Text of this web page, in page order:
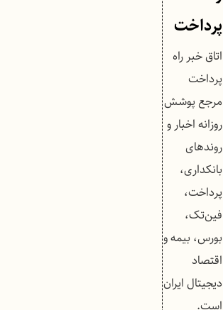
پرداخت
اتاق خبر راه
پرداخت
مرجع پوشش
روزانه اخبار و
روندهای
بانکداری،
پرداخت،
فین‌تک،
بورس، بیمه و
اقتصاد
دیجیتال ایران
است.